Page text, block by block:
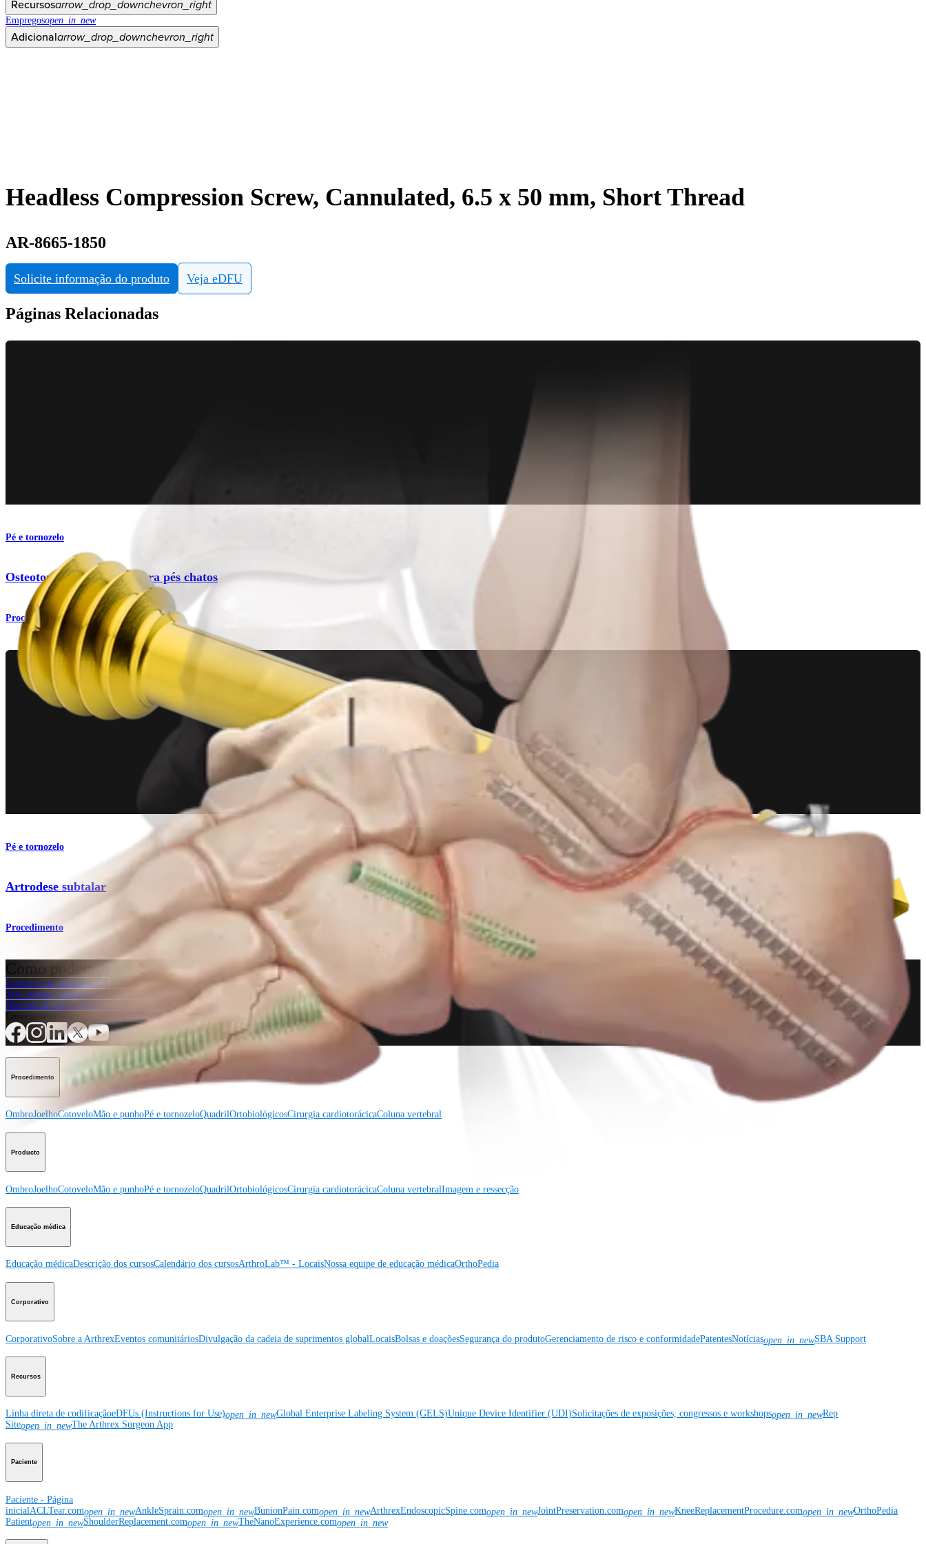
Recursosarrow_drop_downchevron_right
Empregosopen_in_new
Adicionalarrow_drop_downchevron_right
Headless Compression Screw, Cannulated, 6.5 x 50 mm, Short Thread
AR-8665-1850
Solicite informação do produto Veja eDFU
Páginas Relacionadas
Pé e tornozelo
Osteotomia do calcâneo para pés chatos
Procedimento
Pé e tornozelo
Artrodese subtalar
Procedimento
Como podemos ajudar?
Contacte um representante
Veja eventos, laboratórios e oportunidades educacionais
Inscreva-se para receber: O que há de novo na Arthrex?
Conecte-se conosco
Procedimento
OmbroJoelhoCotoveloMão e punhoPé e tornozeloQuadrilOrtobiológicosCirurgia cardiotorácicaColuna vertebral
Producto
OmbroJoelhoCotoveloMão e punhoPé e tornozeloQuadrilOrtobiológicosCirurgia cardiotorácicaColuna vertebralImagem e ressecção
Educação médica
Educação médicaDescrição dos cursosCalendário dos cursosArthroLab™ - LocaisNossa equipe de educação médicaOrthoPedia
Corporativo
CorporativoSobre a ArthrexEventos comunitáriosDivulgação da cadeia de suprimentos globalLocaisBolsas e doaçõesSegurança do produtoGerenciamento de risco e conformidadePatentesNotíciasopen_in_newSBA Support
Recursos
Linha direta de codificaçãoeDFUs (Instructions for Use)open_in_newGlobal Enterprise Labeling System (GELS)Unique Device Identifier (UDI)Solicitações de exposições, congressos e workshopsopen_in_newRep
Siteopen_in_newThe Arthrex Surgeon App
Paciente
Paciente - Página
inicialACLTear.comopen_in_newAnkleSprain.comopen_in_newBunionPain.comopen_in_newArthrexEndoscopicSpine.comopen_in_newJointPreservation.comopen_in_newKneeReplacementProcedure.comopen_in_newOrthoPedia
Patientopen_in_newShoulderReplacement.comopen_in_newTheNanoExperience.comopen_in_new